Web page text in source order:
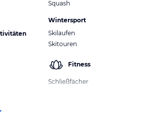
Squash
Wintersport
Skilaufen
Skitouren
Fitness
Schließfächer